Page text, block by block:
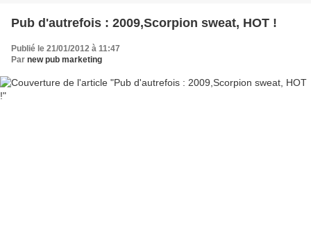
Pub d'autrefois : 2009,Scorpion sweat, HOT !
Publié le 21/01/2012 à 11:47
Par new pub marketing